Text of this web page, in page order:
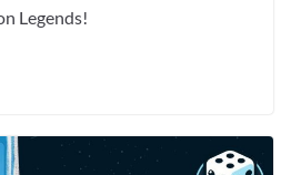
Legends!